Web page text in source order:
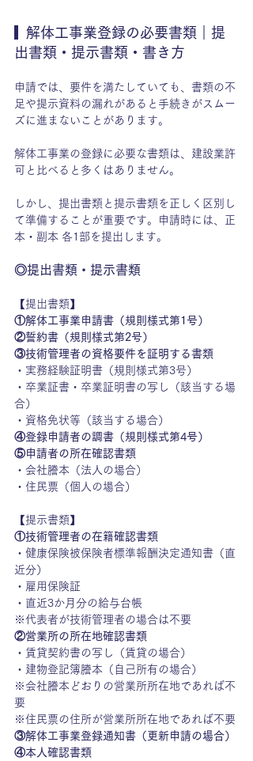
  解体工事業登録の必要書類｜提
出書類・提示書類・書き方
申請では、要件を満たしていても、書類の不
足や提示資料の漏れがあると手続きがスムー
ズに進まないことがあります。
解体工事業の登録に必要な書類は、建設業許
可と比べると多くはありません。
しかし、提出書類と提示書類を正しく区別し
て準備することが重要です。申請時には、正
本・副本 各1部を提出します。
◎提出書類・提示書類
【提出書類】
①解体工事業申請書（規則様式第1号）
②誓約書（規則様式第2号）
③技術管理者の資格要件を証明する書類
・実務経験証明書（規則様式第3号）
・卒業証書・卒業証明書の写し（該当する場
合）
・資格免状等（該当する場合）
④登録申請者の調書（規則様式第4号）
⑤申請者の所在確認書類
・会社謄本（法人の場合）
・住民票（個人の場合）
【提示書類】
①技術管理者の在籍確認書類
・健康保険被保険者標準報酬決定通知書（直
近分）
・雇用保険証
・直近3か月分の給与台帳
※代表者が技術管理者の場合は不要
②営業所の所在地確認書類
・賃貸契約書の写し（賃貸の場合）
・建物登記簿謄本（自己所有の場合）
※会社謄本どおりの営業所所在地であれば不
要
※住民票の住所が営業所所在地であれば不要
③解体工事業登録通知書（更新申請の場合）
④本人確認書類